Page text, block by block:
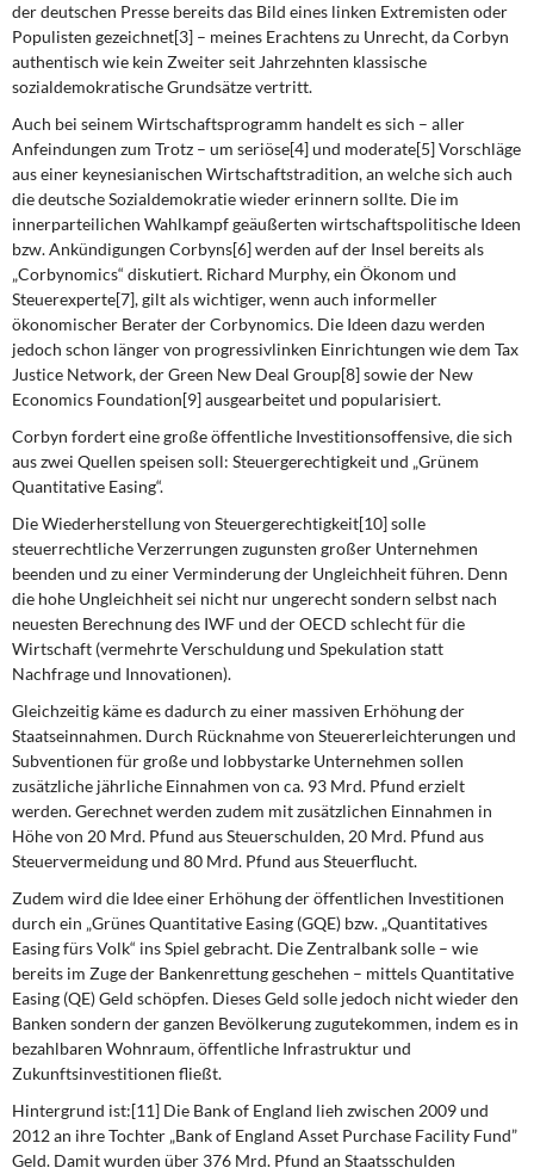
der deutschen Presse bereits das Bild eines linken Extremisten oder
Populisten gezeichnet[3] – meines Erachtens zu Unrecht, da Corbyn
authentisch wie kein Zweiter seit Jahrzehnten klassische
sozialdemokratische Grundsätze vertritt.
Auch bei seinem Wirtschaftsprogramm handelt es sich – aller
Anfeindungen zum Trotz – um seriöse[4] und moderate[5] Vorschläge
aus einer keynesianischen Wirtschaftstradition, an welche sich auch
die deutsche Sozialdemokratie wieder erinnern sollte. Die im
innerparteilichen Wahlkampf geäußerten wirtschaftspolitische Ideen
bzw. Ankündigungen Corbyns[6] werden auf der Insel bereits als
„Corbynomics“ diskutiert. Richard Murphy, ein Ökonom und
Steuerexperte[7], gilt als wichtiger, wenn auch informeller
ökonomischer Berater der Corbynomics. Die Ideen dazu werden
jedoch schon länger von progressivlinken Einrichtungen wie dem Tax
Justice Network, der Green New Deal Group[8] sowie der New
Economics Foundation[9] ausgearbeitet und popularisiert.
Corbyn fordert eine große öffentliche Investitionsoffensive, die sich
aus zwei Quellen speisen soll: Steuergerechtigkeit und „Grünem
Quantitative Easing“.
DieWiederherstellung von Steuergerechtigkeit[10] solle
steuerrechtliche Verzerrungen zugunsten großer Unternehmen
beenden und zu einerVerminderung der Ungleichheitführen. Denn
die hohe Ungleichheit sei nicht nur ungerecht sondern selbst nach
neuesten Berechnung des IWF und der OECD schlecht für die
Wirtschaft (vermehrte Verschuldung und Spekulation statt
Nachfrage und Innovationen).
Gleichzeitig käme es dadurch zu einer massiven Erhöhung der
Staatseinnahmen. Durch Rücknahme von Steuererleichterungen und
Subventionen für große und lobbystarke Unternehmen sollen
zusätzliche jährliche Einnahmen von ca. 93 Mrd. Pfund erzielt
werden. Gerechnet werden zudem mit zusätzlichen Einnahmen in
Höhe von 20 Mrd. Pfund aus Steuerschulden, 20 Mrd. Pfund aus
Steuervermeidung und 80 Mrd. Pfund aus Steuerflucht.
Zudem wird die Idee einer Erhöhung der öffentlichen Investitionen
durch ein „Grünes Quantitative Easing (GQE) bzw. „Quantitatives
Easing fürs Volk“ ins Spiel gebracht. Die Zentralbank solle – wie
bereits im Zuge der Bankenrettung geschehen – mittels Quantitative
Easing (QE) Geld schöpfen. Dieses Geld solle jedoch nicht wieder den
Banken sondern der ganzen Bevölkerung zugutekommen, indem es in
bezahlbaren Wohnraum, öffentliche Infrastruktur und
Zukunftsinvestitionen fließt.
Hintergrund ist:[11] Die Bank of England lieh zwischen 2009 und
2012 an ihre Tochter „Bank of England Asset Purchase Facility Fund”
Geld. Damit wurden über 376 Mrd. Pfund an Staatsschulden